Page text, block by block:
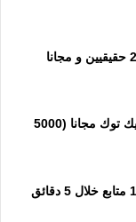
زيادة متابعين تيك توك 2025 حقيقيين و مجانا
افضل مواقع زيادة لايكات تيك توك مجانا (5000
زيادة متابعين تيك توك 1000 متابع خلال 5 دقائق